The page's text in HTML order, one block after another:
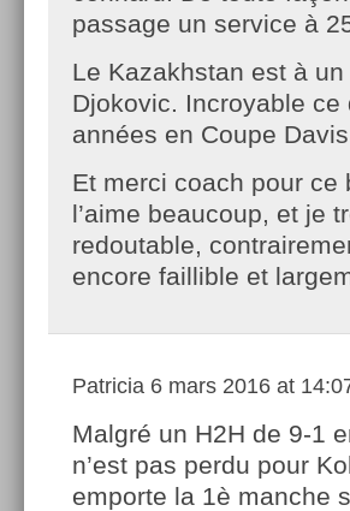
passage un service à
Le Kazakhstan est à
Djokovic. Incroyable ce
années en Coupe
Et merci coach pour ce
l’aime beaucoup, et je
redoutable,
encore faillible et
Patricia 6 mars 2016 at
Malgré un H2H de 9-1
n’est pas perdu pour
emporte la 1è manche